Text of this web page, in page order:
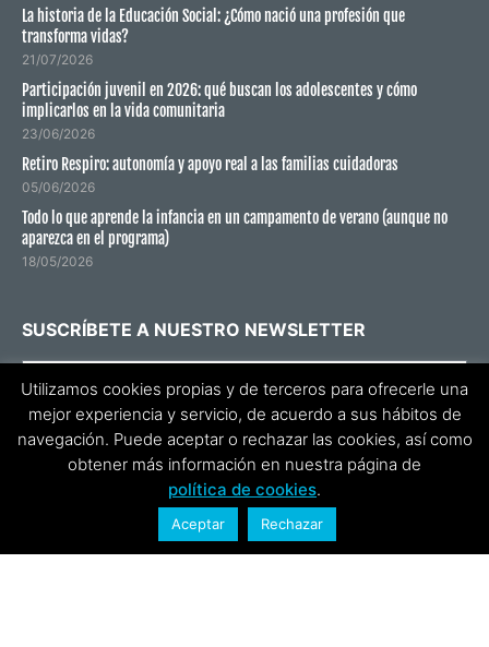
La historia de la Educación Social: ¿Cómo nació una profesión que
transforma vidas?
21/07/2026
Participación juvenil en 2026: qué buscan los adolescentes y cómo
implicarlos en la vida comunitaria
23/06/2026
Retiro Respiro: autonomía y apoyo real a las familias cuidadoras
05/06/2026
Todo lo que aprende la infancia en un campamento de verano (aunque no
aparezca en el programa)
18/05/2026
SUSCRÍBETE A NUESTRO NEWSLETTER
He leído y acepto lapolítica de privacidad
ENVIAR
Utilizamos cookies propias y de terceros para ofrecerle una
mejor experiencia y servicio, de acuerdo a sus hábitos de
navegación. Puede aceptar o rechazar las cookies, así como
obtener más información en nuestra página de
política de cookies.
Aceptar Rechazar